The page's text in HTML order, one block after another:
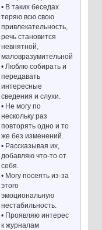
• В таких беседах
теряю всю свою
привлекательность,
речь становится
невнятной,
маловразумительной.
• Люблю собирать и
передавать
интересные
сведения и слухи.
• Не могу по
нескольку раз
повторять одно и то
же без изменений.
• Рассказывая их,
добавляю что-то от
себя.
• Могу посеять из-за
этого
эмоциональную
нестабильность.
• Проявляю интерес
к журналам